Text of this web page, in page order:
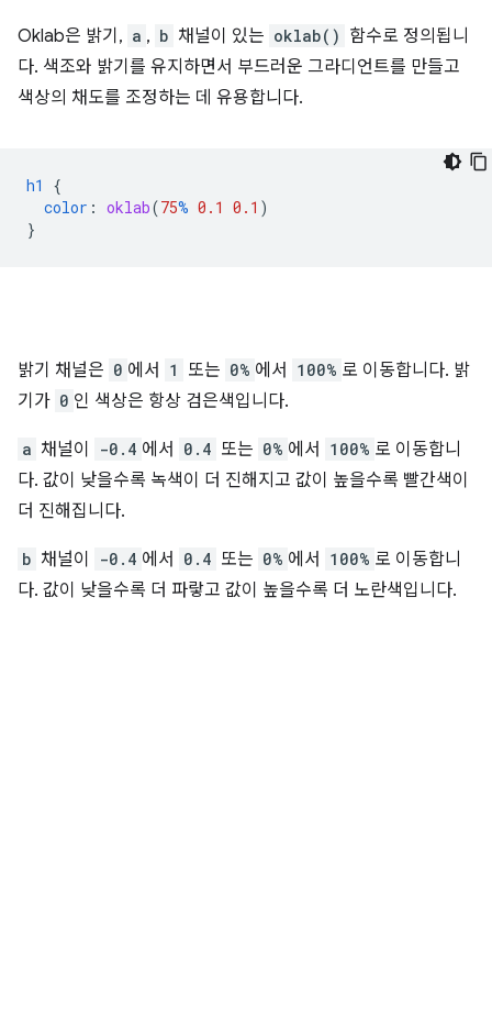
Oklab은 밝기, a , b 채널이 있는 oklab() 함수로 정의됩니
다. 색조와 밝기를 유지하면서 부드러운 그라디언트를 만들고
색상의 채도를 조정하는 데 유용합니다.
h1
{
color : oklab(75% 0.1 0.1 )
}
밝기 채널은 0 에서 1 또는 0% 에서 100% 로 이동합니다. 밝
기가 0 인 색상은 항상 검은색입니다.
a 채널이 -0.4 에서 0.4 또는 0% 에서 100% 로 이동합니
다. 값이 낮을수록 녹색이 더 진해지고 값이 높을수록 빨간색이
더 진해집니다.
b 채널이 -0.4 에서 0.4 또는 0% 에서 100% 로 이동합니
다. 값이 낮을수록 더 파랗고 값이 높을수록 더 노란색입니다.